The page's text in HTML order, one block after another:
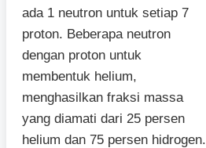
ada 1 neutron untuk setiap 7
proton. Beberapa neutron
dengan proton untuk
membentuk helium,
menghasilkan fraksi massa
yang diamati dari 25 persen
helium dan 75 persen hidrogen.